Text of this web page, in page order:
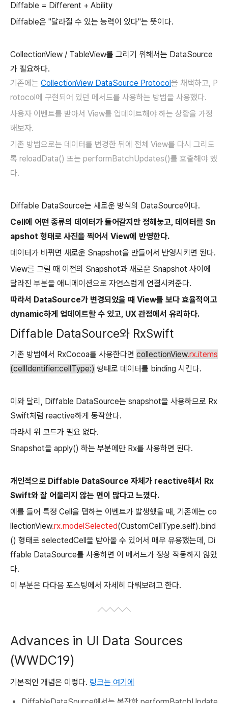
Diffable = Different + Ability
Diffable은 "달라질 수 있는 능력이 있다"는 뜻이다.
CollectionView / TableView를 그리기 위해서는 DataSource
가 필요하다.
기존에는 CollectionView DataSource Protocol을 채택하고, P
rotocol에 구현되어 있던 메서드를 사용하는 방법을 사용했다.
사용자 이벤트를 받아서 View를 업데이트해야 하는 상황을 가정
해보자.
기존 방법으로는 데이터를 변경한 뒤에 전체 View를 다시 그리도
록 reloadData() 또는 performBatchUpdates()를 호출해야 했
다.
Diffable DataSource는 새로운 방식의 DataSource이다.
Cell에 어떤 종류의 데이터가 들어갈지만 정해놓고, 데이터를 Sn
apshot 형태로 사진을 찍어서 View에 반영한다.
데이터가 바뀌면 새로운 Snapshot을 만들어서 반영시키면 된다.
View를 그릴 때 이전의 Snapshot과 새로운 Snapshot 사이에
달라진 부분을 애니메이션으로 자연스럽게 연결시켜준다.
따라서 DataSource가 변경되었을 때 View를 보다 효율적이고
dynamic하게 업데이트할 수 있고, UX 관점에서 유리하다.
Diffable DataSource와 RxSwift
기존 방법에서 RxCocoa를 사용한다면 collectionView.rx.items
(cellIdentifier:cellType:) 형태로 데이터를 binding 시킨다.
이와 달리, Diffable DataSource는 snapshot을 사용하므로 Rx
Swift처럼 reactive하게 동작한다.
따라서 위 코드가 필요 없다.
Snapshot을 apply() 하는 부분에만 Rx를 사용하면 된다.
개인적으로 Diffable DataSource 자체가 reactive해서 Rx
Swift와 잘 어울리지 않는 면이 많다고 느꼈다.
예를 들어 특정 Cell을 탭하는 이벤트가 발생했을 때, 기존에는 co
llectionView.rx.modelSelected(CustomCellType.self).bind
() 형태로 selectedCell을 받아올 수 있어서 매우 유용했는데, Di
ffable DataSource를 사용하면 이 메서드가 정상 작동하지 않았
다.
이 부분은 다다음 포스팅에서 자세히 다뤄보려고 한다.
Advances in UI Data Sources
(WWDC19)
기본적인 개념은 이렇다. 링크는 여기에